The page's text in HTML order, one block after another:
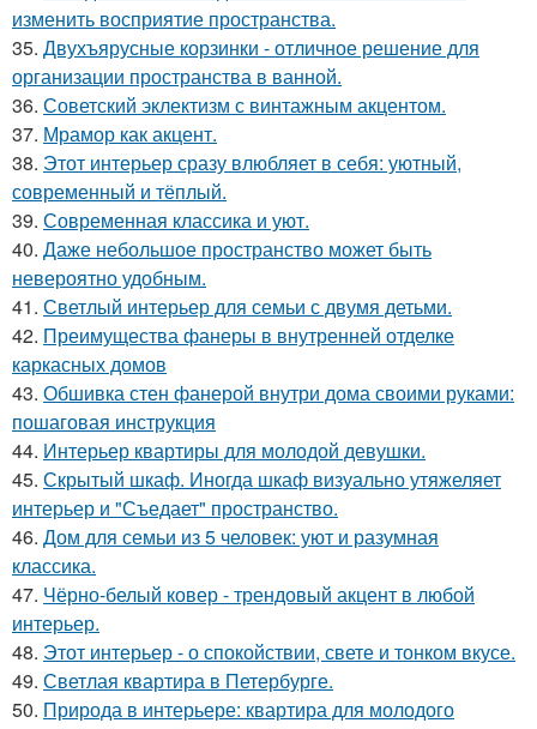
изменить восприятие пространства.
35. Двухъярусные корзинки - отличное решение для
организации пространства в ванной.
36. Советский эклектизм с винтажным акцентом.
37. Мрамор как акцент.
38. Этот интерьер сразу влюбляет в себя: уютный,
современный и тёплый.
39. Современная классика и уют.
40. Даже небольшое пространство может быть
невероятно удобным.
41. Светлый интерьер для семьи с двумя детьми.
42. Преимущества фанеры в внутренней отделке
каркасных домов
43. Обшивка стен фанерой внутри дома своими руками:
пошаговая инструкция
44. Интерьер квартиры для молодой девушки.
45. Скрытый шкаф. Иногда шкаф визуально утяжеляет
интерьер и "Съедает" пространство.
46. Дом для семьи из 5 человек: уют и разумная
классика.
47. Чёрно-белый ковер - трендовый акцент в любой
интерьер.
48. Этот интерьер - о спокойствии, свете и тонком вкусе.
49. Светлая квартира в Петербурге.
50. Природа в интерьере: квартира для молодого